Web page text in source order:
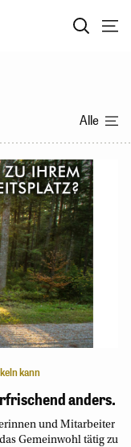
Alle
kann
anders.
und Mitarbeiter
Gemeinwohl tätig zu